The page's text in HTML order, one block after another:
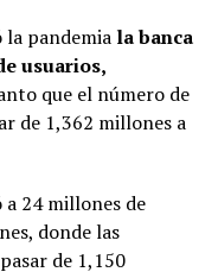
la pandemia la banca
usuarios,
que el número de
de 1,362 millones a
24 millones de
donde las
de 1,150